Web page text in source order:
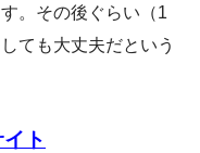
。その後ぐらい（1
ても大丈夫だという
ト